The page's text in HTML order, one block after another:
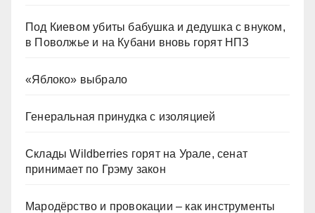
Под Киевом убиты бабушка и дедушка с внуком,
в Поволжье и на Кубани вновь горят НПЗ
«Яблоко» выбрало
Генеральная принудка с изоляцией
Склады Wildberries горят на Урале, сенат
принимает по Грэму закон
Мародёрство и провокации – как инструменты